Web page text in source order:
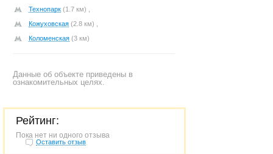
Технопарк (1.7 км) ,
Кожуховская (2.8 км) ,
Коломенская (3 км)
Данные об объекте приведены в
ознакомительных целях.
Рейтинг:
Пока нет ни одного отзыва
Оставить отзыв